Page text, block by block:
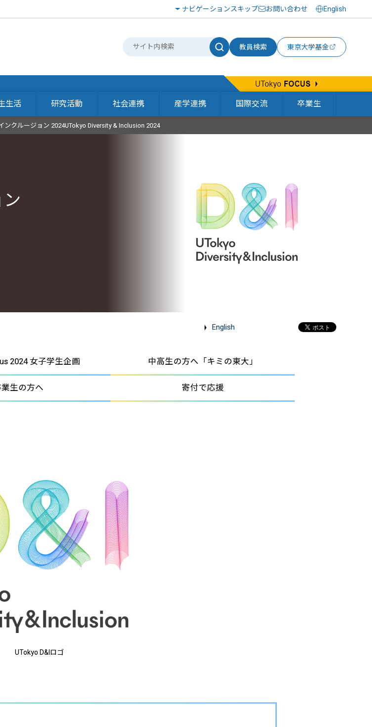
ナビゲーションスキップ お問い合わせ English
教員検索 東京大学基金
生活 研究活動 社会連携 産学連携 国際交流 卒業生
ンクルージョン 2024UTokyo Diversity & Inclusion 2024
English
2024 女子学生企画 中高生の方へ「キミの東大」
業生の方へ 寄付で応援
UTokyo D&Iロゴ